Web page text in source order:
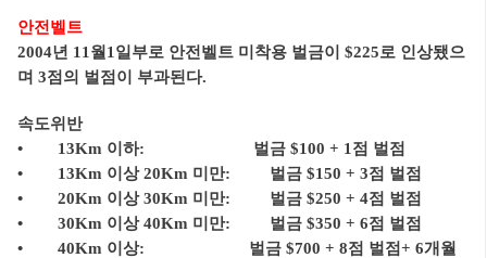
안전벨트
2004년 11월1일부로 안전벨트 미착용 벌금이 $225로 인상됐으
며 3점의 벌점이 부과된다.
속도위반
• 13Km 이하: 벌금 $100 + 1점 벌점
• 13Km 이상 20Km 미만: 벌금 $150 + 3점 벌점
• 20Km 이상 30Km 미만: 벌금 $250 + 4점 벌점
• 30Km 이상 40Km 미만: 벌금 $350 + 6점 벌점
• 40Km 이상: 벌금 $700 + 8점 벌점+ 6개월